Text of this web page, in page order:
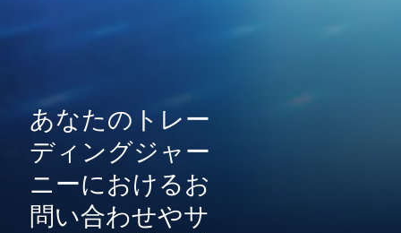
あなたのトレー
ディングジャー
ニーにおけるお
問い合わせやサ